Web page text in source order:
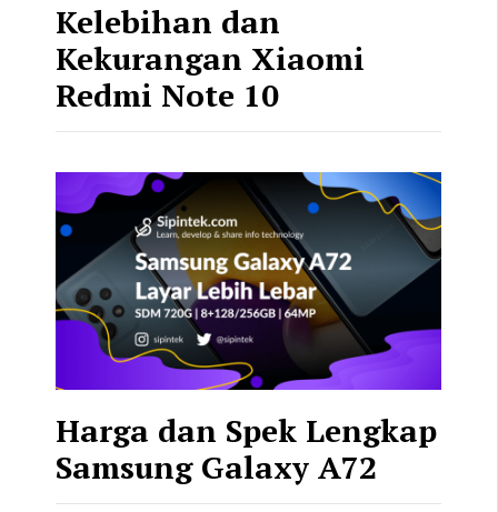
Kelebihan dan
Kekurangan Xiaomi
Redmi Note 10
Harga dan Spek Lengkap
Samsung Galaxy A72